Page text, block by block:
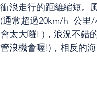
衝浪走行的距離縮短。
(通常超過20km/h  公里
會太大囉! )，浪況不錯
管浪機會喔!)，相反的